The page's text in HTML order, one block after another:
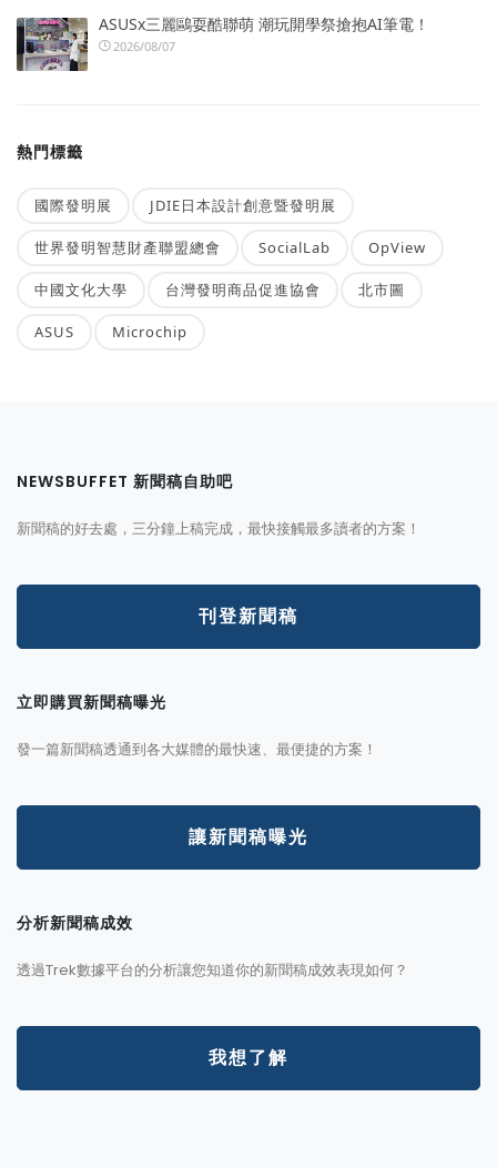
ASUSx三麗鷗耍酷聯萌 潮玩開學祭搶抱AI筆電！
2026/08/07
熱門標籤
國際發明展 JDIE日本設計創意暨發明展
世界發明智慧財產聯盟總會 SocialLab OpView
中國文化大學 台灣發明商品促進協會 北市圖
ASUS Microchip
NEWSBUFFET 新聞稿自助吧
新聞稿的好去處，三分鐘上稿完成，最快接觸最多讀者的方案！
刊登新聞稿
立即購買新聞稿曝光
發一篇新聞稿透通到各大媒體的最快速、最便捷的方案！
讓新聞稿曝光
分析新聞稿成效
透過Trek數據平台的分析讓您知道你的新聞稿成效表現如何？
我想了解